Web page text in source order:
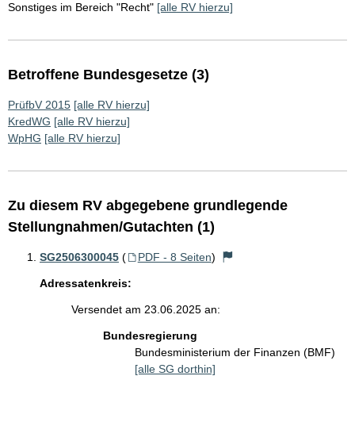
Sonstiges im Bereich "Recht" [alle RV hierzu]
Betroffene Bundesgesetze (3)
PrüfbV 2015 [alle RV hierzu]
KredWG [alle RV hierzu]
WpHG [alle RV hierzu]
Zu diesem RV abgegebene grundlegende
Stellungnahmen/Gutachten (1)
SG2506300045 ( PDF - 8 Seiten)
Adressatenkreis:
Versendet am 23.06.2025 an:
Bundesregierung
Bundesministerium der Finanzen (BMF)
[alle SG dorthin]